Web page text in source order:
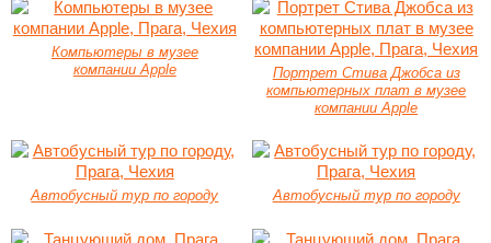
Компьютеры в музее
компании Apple
Портрет Стива Джобса из
компьютерных плат в музее
компании Apple
Автобусный тур по городу Автобусный тур по городу